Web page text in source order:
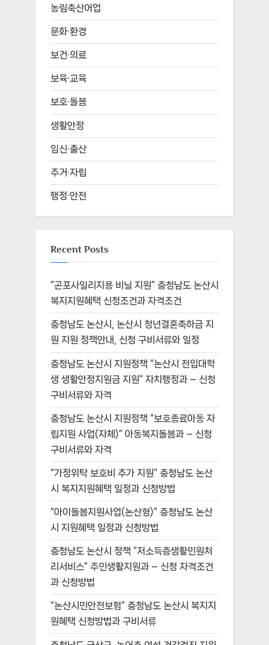
농림축산어업
문화·환경
보건·의료
보육·교육
보호·돌봄
생활안정
임신·출산
주거·자립
행정·안전
Recent Posts
“곤포사일리지용 비닐 지원” 충청남도 논산시
복지지원혜택 신청조건과 자격조건
충청남도 논산시, 논산시 청년결혼축하금 지
원 지원 정책안내, 신청 구비서류와 일정
충청남도 논산시 지원정책 “논산시 전입대학
생 생활안정지원금 지원” 자치행정과 – 신청
구비서류와 자격
충청남도 논산시 지원정책 “보호종료아동 자
립지원 사업(자체)” 아동복지돌봄과 – 신청
구비서류와 자격
“가정위탁 보호비 추가 지원” 충청남도 논산
시 복지지원혜택 일정과 신청방법
“아이돌봄지원사업(논산형)” 충청남도 논산
시 지원혜택 일정과 신청방법
충청남도 논산시 정책 “저소득층생활민원처
리서비스” 주민생활지원과 – 신청 자격조건
과 신청방법
“논산시민안전보험” 충청남도 논산시 복지지
원혜택 신청방법과 구비서류